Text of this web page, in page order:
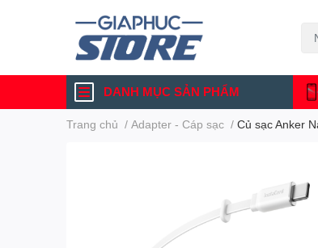
DANH MỤC SẢN PHẨM
Trang chủ / Adapter - Cáp sạc / Củ sạc Anker